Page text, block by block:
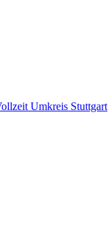
Umkreis Stuttgart